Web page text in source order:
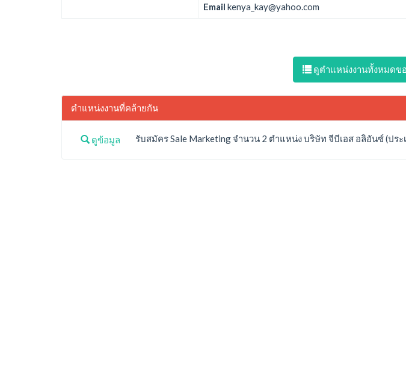
Email kenya_kay@yahoo.com
ดูตำแหน่งงานทั้งหมดข
ตำแหน่งงานที่คล้ายกัน
ดูข้อมูล รับสมัคร Sale Marketing จำนวน 2 ตำแหน่ง บริษัท จีบีเอส อลิอันซ์ (ปร